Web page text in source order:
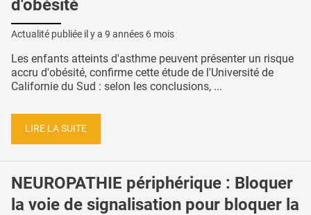
d'obésité
Actualité publiée il y a 9 années 6 mois
Les enfants atteints d'asthme peuvent présenter un risque
accru d'obésité, confirme cette étude de l'Université de
Californie du Sud : selon les conclusions, ...
LIRE LA SUITE
NEUROPATHIE périphérique : Bloquer
la voie de signalisation pour bloquer la